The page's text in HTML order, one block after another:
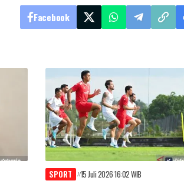
Facebook
SPORT 15 Juli 2026 16:02 WIB